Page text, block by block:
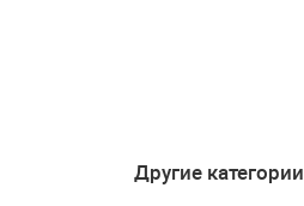
Другие категории